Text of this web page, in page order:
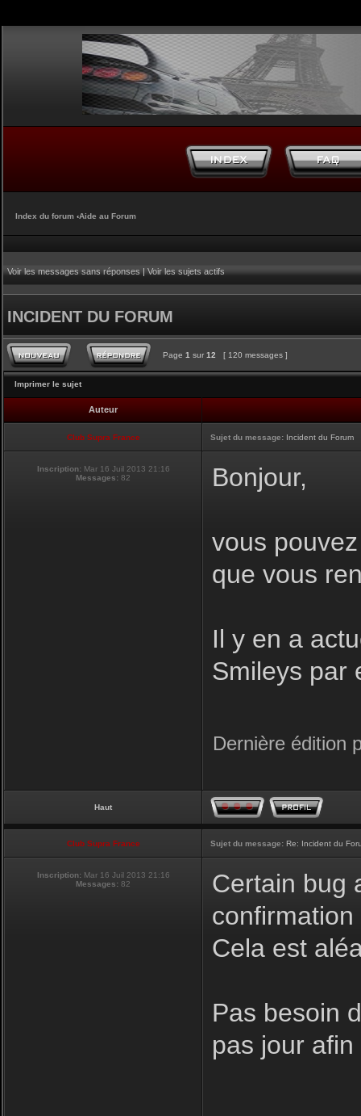
Index du forum ‹Aide au Forum
Voir les messages sans réponses|Voir les sujets actifs
INCIDENT DU FORUM
Page 1 sur 12 [ 120 messages ]
Imprimer le sujet
Auteur
Club Supra France Sujet du message: Incident du Forum
Inscription: Mar 16 Juil 2013 21:16
Messages: 82 Bonjour,
vous
que vous
Il y en a
Smileys par
Dernière édition
Haut
Club Supra France Sujet du message: Re: Incident du
Inscription: Mar 16 Juil 2013 21:16
Messages: 82
Certain bug
Cela est
Pas besoin
pas jour